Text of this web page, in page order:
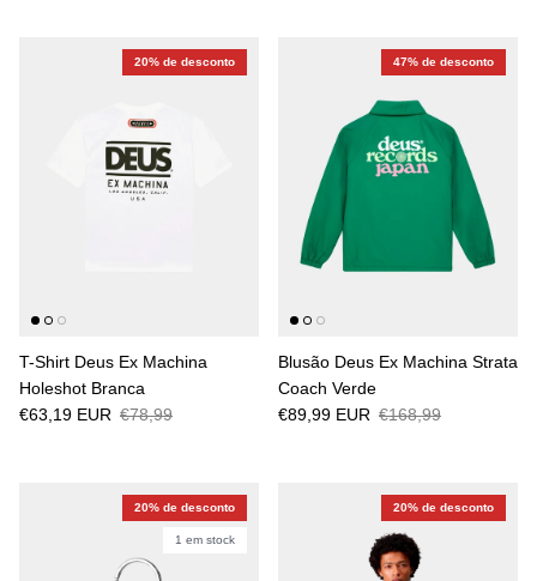
20% de desconto
T-Shirt Deus Ex Machina
Holeshot Branca
€63,19 EUR €78,99
47% de desconto
Blusão Deus Ex Machina Strata
Coach Verde
€89,99 EUR €168,99
20% de desconto
1 em stock
20% de desconto